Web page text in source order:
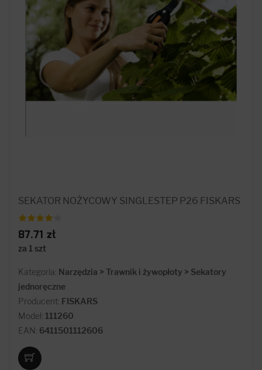
SEKATOR NOŻYCOWY SINGLESTEP P26 FISKARS
87.71 zł
za 1 szt
Kategoria: Narzędzia > Trawnik i żywopłoty > Sekatory
jednoręczne
Producent: FISKARS
Model: 111260
EAN: 6411501112606